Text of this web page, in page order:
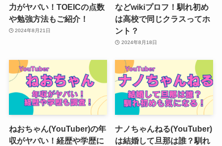
力がヤバい！TOEICの点数
や勉強方法もご紹介！
2024年8月21日
などwikiプロフ！馴れ初め
は高校で同じクラスってホ
ント？
2024年8月18日
ねおちゃん(YouTuber)の年
収がヤバい！経歴や学歴に
ナノちゃんねる(YouTuber)
は結婚して旦那は誰？馴れ